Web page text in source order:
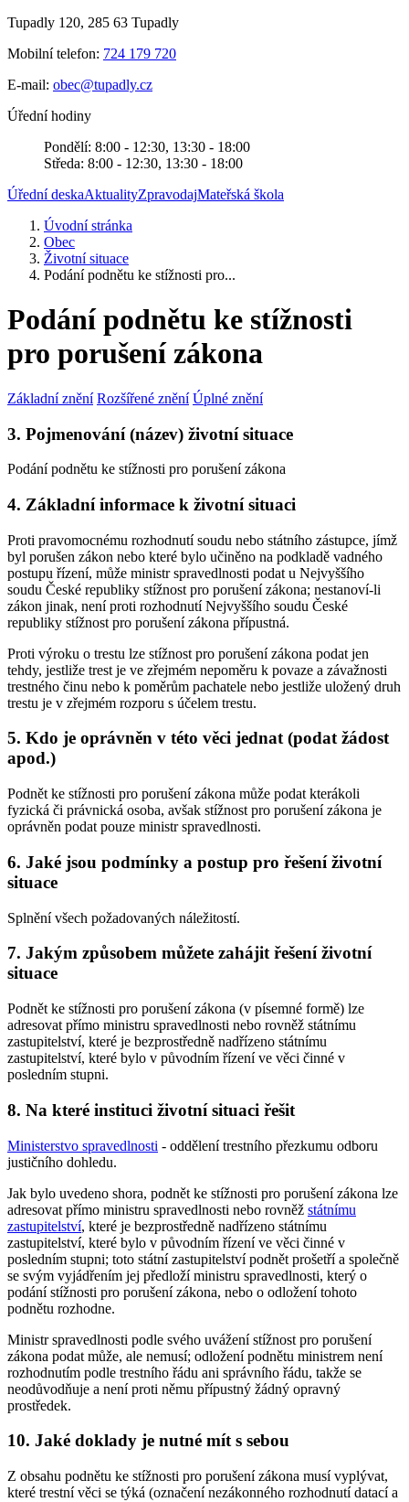
Tupadly 120, 285 63 Tupadly
Mobilní telefon: 724 179 720
E-mail: obec@tupadly.cz
Úřední hodiny
Pondělí: 8:00 - 12:30, 13:30 - 18:00
Středa: 8:00 - 12:30, 13:30 - 18:00
Úřední deskaAktualityZpravodajMateřská škola
Úvodní stránka
Obec
Životní situace
Podání podnětu ke stížnosti pro...
Podání podnětu ke stížnosti
pro porušení zákona
Základní znění Rozšířené znění Úplné znění
3. Pojmenování (název) životní situace
Podání podnětu ke stížnosti pro porušení zákona
4. Základní informace k životní situaci
Proti pravomocnému rozhodnutí soudu nebo státního zástupce, jímž
byl porušen zákon nebo které bylo učiněno na podkladě vadného
postupu řízení, může ministr spravedlnosti podat u Nejvyššího
soudu České republiky stížnost pro porušení zákona; nestanoví-li
zákon jinak, není proti rozhodnutí Nejvyššího soudu České
republiky stížnost pro porušení zákona přípustná.
Proti výroku o trestu lze stížnost pro porušení zákona podat jen
tehdy, jestliže trest je ve zřejmém nepoměru k povaze a závažnosti
trestného činu nebo k poměrům pachatele nebo jestliže uložený druh
trestu je v zřejmém rozporu s účelem trestu.
5. Kdo je oprávněn v této věci jednat (podat žádost
apod.)
Podnět ke stížnosti pro porušení zákona může podat kterákoli
fyzická či právnická osoba, avšak stížnost pro porušení zákona je
oprávněn podat pouze ministr spravedlnosti.
6. Jaké jsou podmínky a postup pro řešení životní
situace
Splnění všech požadovaných náležitostí.
7. Jakým způsobem můžete zahájit řešení životní
situace
Podnět ke stížnosti pro porušení zákona (v písemné formě) lze
adresovat přímo ministru spravedlnosti nebo rovněž státnímu
zastupitelství, které je bezprostředně nadřízeno státnímu
zastupitelství, které bylo v původním řízení ve věci činné v
posledním stupni.
8. Na které instituci životní situaci řešit
Ministerstvo spravedlnosti - oddělení trestního přezkumu odboru
justičního dohledu.
Jak bylo uvedeno shora, podnět ke stížnosti pro porušení zákona lze
adresovat přímo ministru spravedlnosti nebo rovněž státnímu
zastupitelství, které je bezprostředně nadřízeno státnímu
zastupitelství, které bylo v původním řízení ve věci činné v
posledním stupni; toto státní zastupitelství podnět prošetří a společně
se svým vyjádřením jej předloží ministru spravedlnosti, který o
podání stížnosti pro porušení zákona, nebo o odložení tohoto
podnětu rozhodne.
Ministr spravedlnosti podle svého uvážení stížnost pro porušení
zákona podat může, ale nemusí; odložení podnětu ministrem není
rozhodnutím podle trestního řádu ani správního řádu, takže se
neodůvodňuje a není proti němu přípustný žádný opravný
prostředek.
10. Jaké doklady je nutné mít s sebou
Z obsahu podnětu ke stížnosti pro porušení zákona musí vyplývat,
které trestní věci se týká (označení nezákonného rozhodnutí datací a